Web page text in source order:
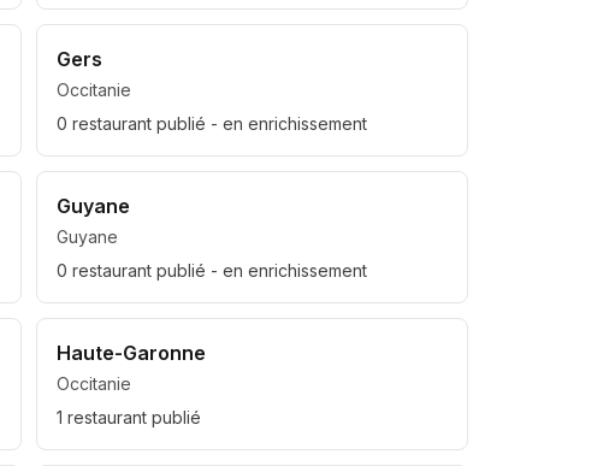
Gers
Occitanie
0 restaurant publié - en enrichissement
Guyane
Guyane
0 restaurant publié - en enrichissement
Haute-Garonne
Occitanie
1 restaurant publié